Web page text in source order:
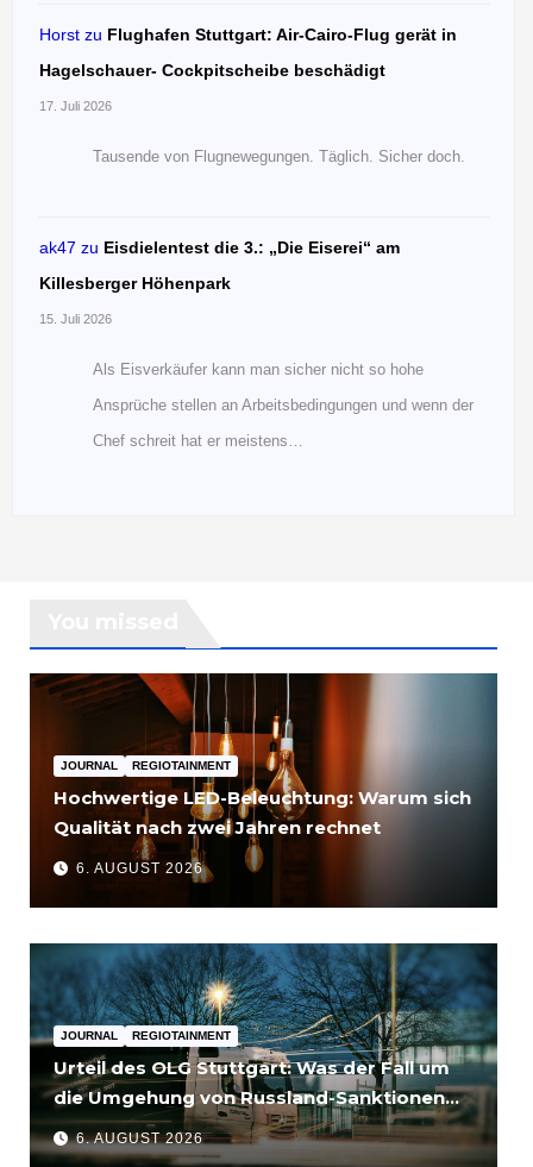
Horst zu Flughafen Stuttgart: Air-Cairo-Flug gerät in
Hagelschauer- Cockpitscheibe beschädigt
17. Juli 2026
Tausende von Flugnewegungen. Täglich. Sicher doch.
ak47 zu Eisdielentest die 3.: „Die Eiserei“ am
Killesberger Höhenpark
15. Juli 2026
Als Eisverkäufer kann man sicher nicht so hohe
Ansprüche stellen an Arbeitsbedingungen und wenn der
Chef schreit hat er meistens…
JOURNAL REGIOTAINMENT
Hochwertige LED-Beleuchtung: Warum sich
Qualität nach zwei Jahren rechnet
6. AUGUST 2026
JOURNAL REGIOTAINMENT
Urteil des OLG Stuttgart: Was der Fall um
die Umgehung von Russland-Sanktionen
für Unternehmen bedeutet
6. AUGUST 2026